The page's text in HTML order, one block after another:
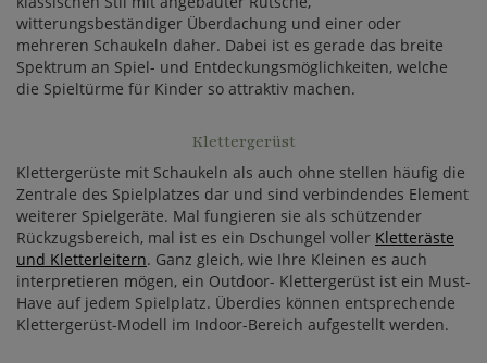
witterungsbeständiger Überdachung und einer oder
mehreren Schaukeln daher. Dabei ist es gerade das breite
Spektrum an Spiel- und Entdeckungsmöglichkeiten, welche
die Spieltürme für Kinder so attraktiv machen.
Klettergerüst
Klettergerüste mit Schaukeln als auch ohne stellen häufig die
Zentrale des Spielplatzes dar und sind verbindendes Element
weiterer Spielgeräte. Mal fungieren sie als schützender
Rückzugsbereich, mal ist es ein Dschungel voller Kletteräste
und Kletterleitern. Ganz gleich, wie Ihre Kleinen es auch
interpretieren mögen, ein Outdoor- Klettergerüst ist ein Must-
Have auf jedem Spielplatz. Überdies können entsprechende
Klettergerüst-Modell im Indoor-Bereich aufgestellt werden.